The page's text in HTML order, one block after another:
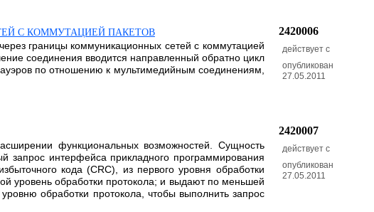
С КОММУТАЦИЕЙ ПАКЕТОВ
границы коммуникационных сетей с коммутацией
соединения вводится направленный обратно цикл
по отношению к мультимедийным соединениям,
2420006
действует с
опубликован
27.05.2011
функциональных возможностей. Сущность
запрос интерфейса прикладного программирования
кода (CRC), из первого уровня обработки
уровень обработки протокола; и выдают по меньшей
обработки протокола, чтобы выполнить запрос
2420007
действует с
опубликован
27.05.2011